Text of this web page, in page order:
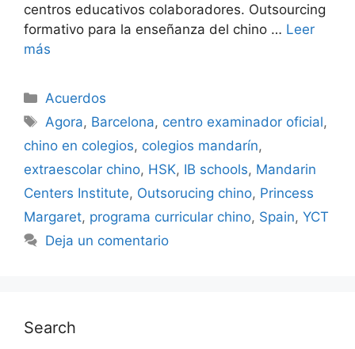
centros educativos colaboradores. Outsourcing
formativo para la enseñanza del chino … Leer
más
Acuerdos
Agora, Barcelona, centro examinador oficial,
chino en colegios, colegios mandarín,
extraescolar chino, HSK, IB schools, Mandarin
Centers Institute, Outsorucing chino, Princess
Margaret, programa curricular chino, Spain, YCT
Deja un comentario
Search